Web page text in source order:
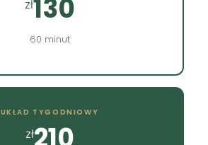
zł130
60 minut
UKŁAD TYGODNIOWY
zł